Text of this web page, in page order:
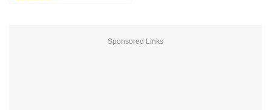
Sponsored Links